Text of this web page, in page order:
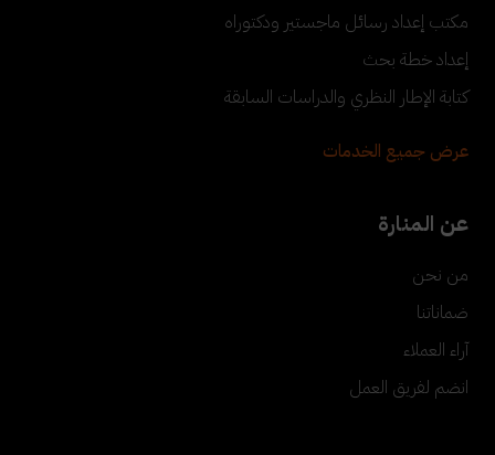
مكتب إعداد رسائل ماجستير ودكتوراه
إعداد خطة بحث
كتابة الإطار النظري والدراسات السابقة
عرض جميع الخدمات
عن المنارة
من نحن
ضماناتنا
آراء العملاء
انضم لفريق العمل